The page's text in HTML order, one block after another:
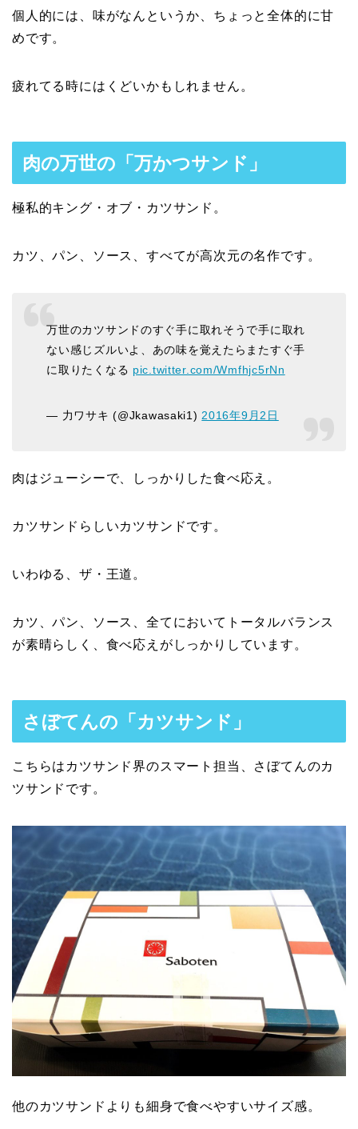
個人的には、味がなんというか、ちょっと全体的に甘
めです。
疲れてる時にはくどいかもしれません。
肉の万世の「万かつサンド」
極私的キング・オブ・カツサンド。
カツ、パン、ソース、すべてが高次元の名作です。
万世のカツサンドのすぐ手に取れそうで手に取れ
ない感じズルいよ、あの味を覚えたらまたすぐ手
に取りたくなる pic.twitter.com/Wmfhjc5rNn
— 力ワサキ (@Jkawasaki1)2016年9月2日
肉はジューシーで、しっかりした食べ応え。
カツサンドらしいカツサンドです。
いわゆる、ザ・王道。
カツ、パン、ソース、全てにおいてトータルバランス
が素晴らしく、食べ応えがしっかりしています。
さぼてんの「カツサンド」
こちらはカツサンド界のスマート担当、さぼてんのカ
ツサンドです。
他のカツサンドよりも細身で食べやすいサイズ感。